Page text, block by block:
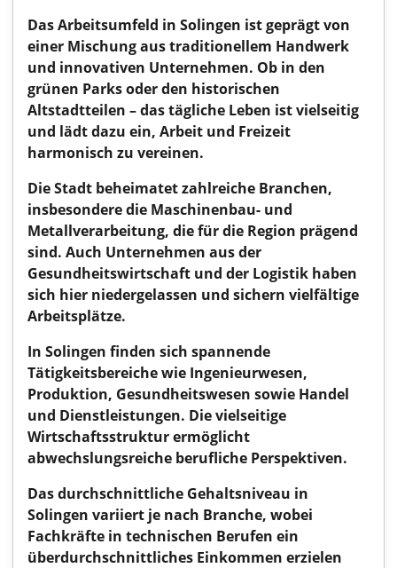
Das Arbeitsumfeld in Solingen ist geprägt von
einer Mischung aus traditionellem Handwerk
und innovativen Unternehmen. Ob in den
grünen Parks oder den historischen
Altstadtteilen – das tägliche Leben ist vielseitig
und lädt dazu ein, Arbeit und Freizeit
harmonisch zu vereinen.
Die Stadt beheimatet zahlreiche Branchen,
insbesondere die Maschinenbau- und
Metallverarbeitung, die für die Region prägend
sind. Auch Unternehmen aus der
Gesundheitswirtschaft und der Logistik haben
sich hier niedergelassen und sichern vielfältige
Arbeitsplätze.
In Solingen finden sich spannende
Tätigkeitsbereiche wie Ingenieurwesen,
Produktion, Gesundheitswesen sowie Handel
und Dienstleistungen. Die vielseitige
Wirtschaftsstruktur ermöglicht
abwechslungsreiche berufliche Perspektiven.
Das durchschnittliche Gehaltsniveau in
Solingen variiert je nach Branche, wobei
Fachkräfte in technischen Berufen ein
überdurchschnittliches Einkommen erzielen